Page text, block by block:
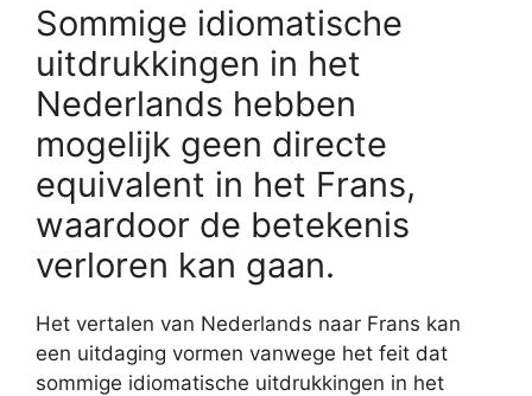
Sommige idiomatische
uitdrukkingen in het
Nederlands hebben
mogelijk geen directe
equivalent in het Frans,
waardoor de betekenis
verloren kan gaan.
Het vertalen van Nederlands naar Frans kan
een uitdaging vormen vanwege het feit dat
sommige idiomatische uitdrukkingen in het